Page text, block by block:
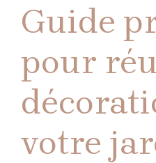
Guide
pour
votre